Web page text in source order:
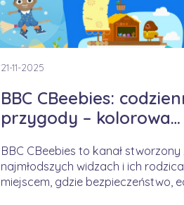
21-11-2025
BBC CBeebies:
przygody – kolorowa
BBC CBeebies to kanał stworzony
najmłodszych widzach i ich
miejscem, gdzie bezpieczeństwo,